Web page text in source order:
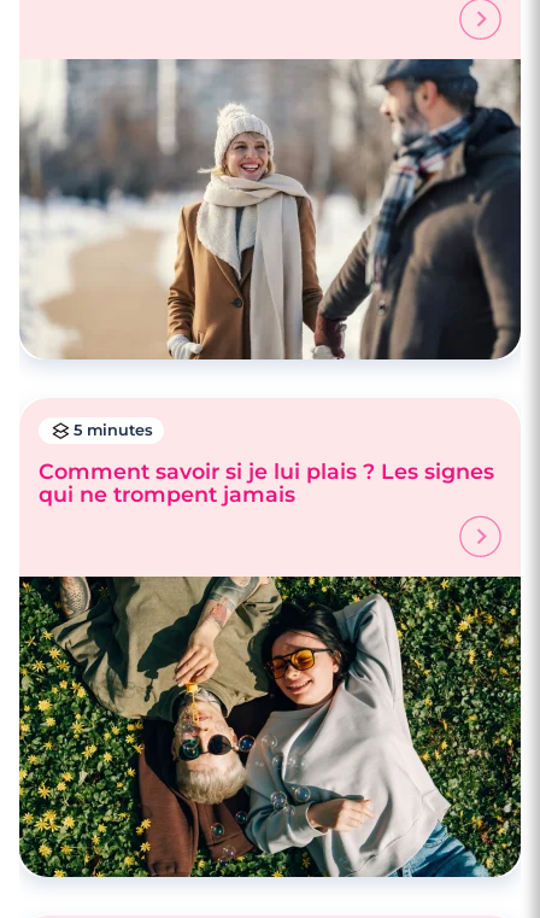
5 minutes
Comment savoir si je lui plais ? Les signes
qui ne trompent jamais